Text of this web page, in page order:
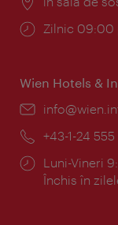
Program:
Zilnic 09:00
Wien Hotels &
E-
Telefon:
+43-1-24 555
Program:
Luni-Vineri
Închis în